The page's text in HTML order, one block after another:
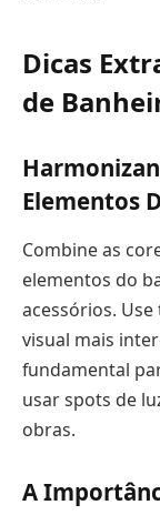
Dicas
de
Elementos
Combine as
elementos do
acessórios.
visual mais
fundamental
usar spots de
obras.
A